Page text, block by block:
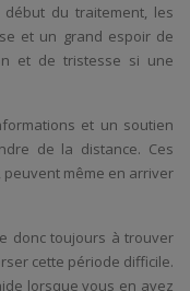
du traitement, les
et un grand espoir de
et de tristesse si une
et un soutien
de la distance. Ces
même en arriver
donc toujours à trouver
cette période difficile.
lorsque vous en avez